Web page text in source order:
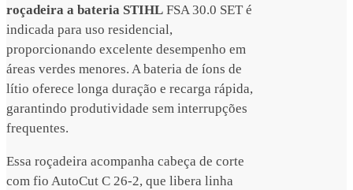
roçadeira a bateria STIHL FSA 30.0 SET é
indicada para uso residencial,
proporcionando excelente desempenho em
áreas verdes menores. A bateria de íons de
lítio oferece longa duração e recarga rápida,
garantindo produtividade sem interrupções
frequentes.
Essa roçadeira acompanha cabeça de corte
com fio AutoCut C 26-2, que libera linha